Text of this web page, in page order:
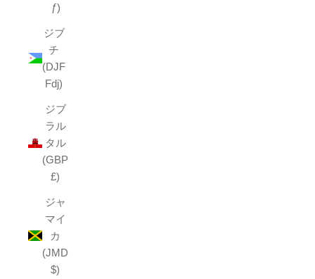
ƒ)
ジブ
チ
(DJF
Fdj)
ジブ
ラル
タル
(GBP
£)
ジャ
マイ
カ
(JMD
$)